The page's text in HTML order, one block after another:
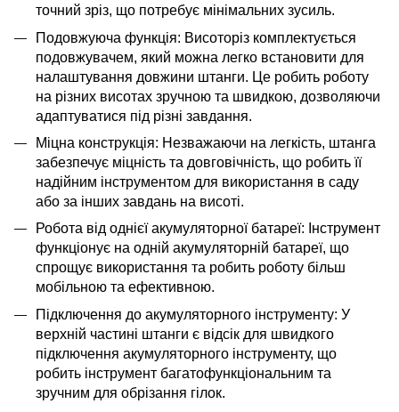
точний зріз, що потребує мінімальних зусиль.
Подовжуюча функція: Висоторіз комплектується
подовжувачем, який можна легко встановити для
налаштування довжини штанги. Це робить роботу
на різних висотах зручною та швидкою, дозволяючи
адаптуватися під різні завдання.
Міцна конструкція: Незважаючи на легкість, штанга
забезпечує міцність та довговічність, що робить її
надійним інструментом для використання в саду
або за інших завдань на висоті.
Робота від однієї акумуляторної батареї: Інструмент
функціонує на одній акумуляторній батареї, що
спрощує використання та робить роботу більш
мобільною та ефективною.
Підключення до акумуляторного інструменту: У
верхній частині штанги є відсік для швидкого
підключення акумуляторного інструменту, що
робить інструмент багатофункціональним та
зручним для обрізання гілок.